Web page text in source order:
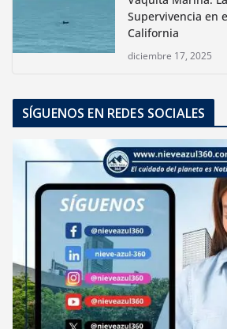
Supervivencia en
California
diciembre 17, 2025
SÍGUENOS EN REDES SOCIALES